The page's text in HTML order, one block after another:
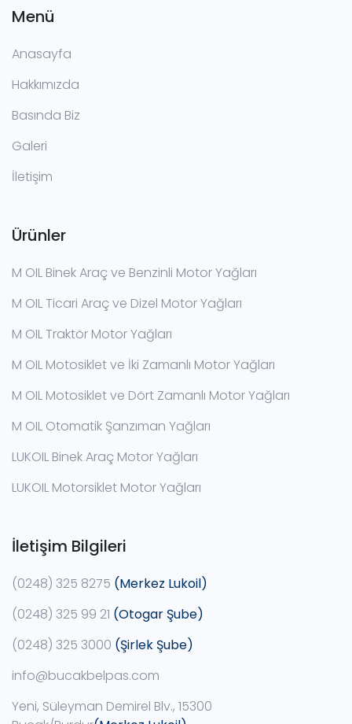
Menü
Anasayfa
Hakkımızda
Basında Biz
Galeri
İletişim
Ürünler
M OIL Binek Araç ve Benzinli Motor Yağları
M OIL Ticari Araç ve Dizel Motor Yağları
M OIL Traktör Motor Yağları
M OIL Motosiklet ve İki Zamanlı Motor Yağları
M OIL Motosiklet ve Dört Zamanlı Motor Yağları
M OIL Otomatik Şanzıman Yağları
LUKOIL Binek Araç Motor Yağları
LUKOIL Motorsiklet Motor Yağları
İletişim Bilgileri
(0248) 325 8275 (Merkez Lukoil)
(0248) 325 99 21 (Otogar Şube)
(0248) 325 3000 (Şirlek Şube)
info@bucakbelpas.com
Yeni, Süleyman Demirel Blv., 15300